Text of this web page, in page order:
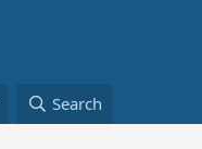
Search